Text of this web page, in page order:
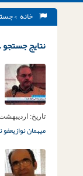
خانه >
نتایج
تاریخ: اردیبهشت 16ام,
میهمان نوازیعفو